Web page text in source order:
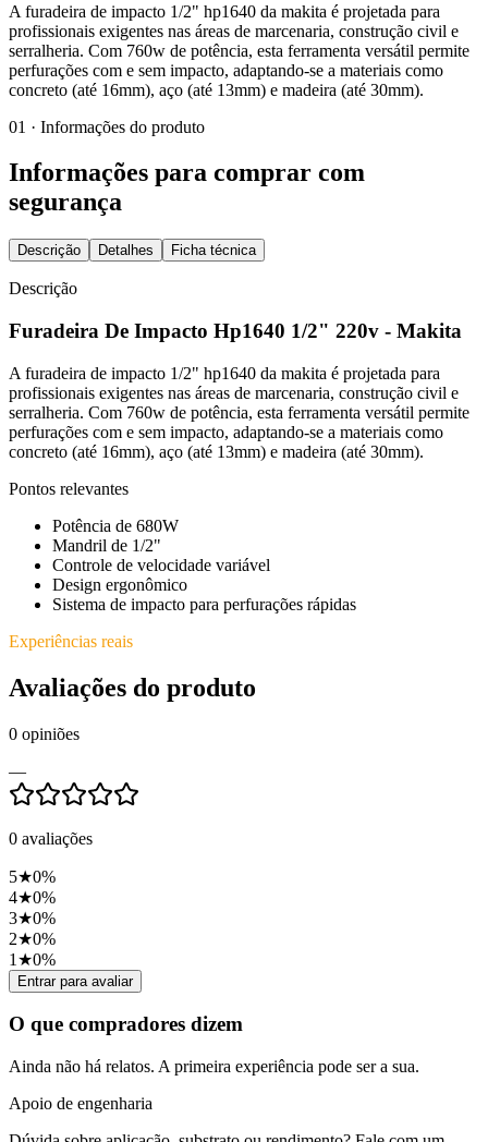
A furadeira de impacto 1/2" hp1640 da makita é projetada para
profissionais exigentes nas áreas de marcenaria, construção civil e
serralheria. Com 760w de potência, esta ferramenta versátil permite
perfurações com e sem impacto, adaptando-se a materiais como
concreto (até 16mm), aço (até 13mm) e madeira (até 30mm).
01 · Informações do produto
Informações para comprar com
segurança
Descrição Detalhes Ficha técnica
Descrição
Furadeira De Impacto Hp1640 1/2" 220v - Makita
A furadeira de impacto 1/2" hp1640 da makita é projetada para
profissionais exigentes nas áreas de marcenaria, construção civil e
serralheria. Com 760w de potência, esta ferramenta versátil permite
perfurações com e sem impacto, adaptando-se a materiais como
concreto (até 16mm), aço (até 13mm) e madeira (até 30mm).
Pontos relevantes
Potência de 680W
Mandril de 1/2"
Controle de velocidade variável
Design ergonômico
Sistema de impacto para perfurações rápidas
Experiências reais
Avaliações do produto
0 opiniões
—
0 avaliações
5★0%
4★0%
3★0%
2★0%
1 ★0%
Entrar para avaliar
O que compradores dizem
Ainda não há relatos. A primeira experiência pode ser a sua.
Apoio de engenharia